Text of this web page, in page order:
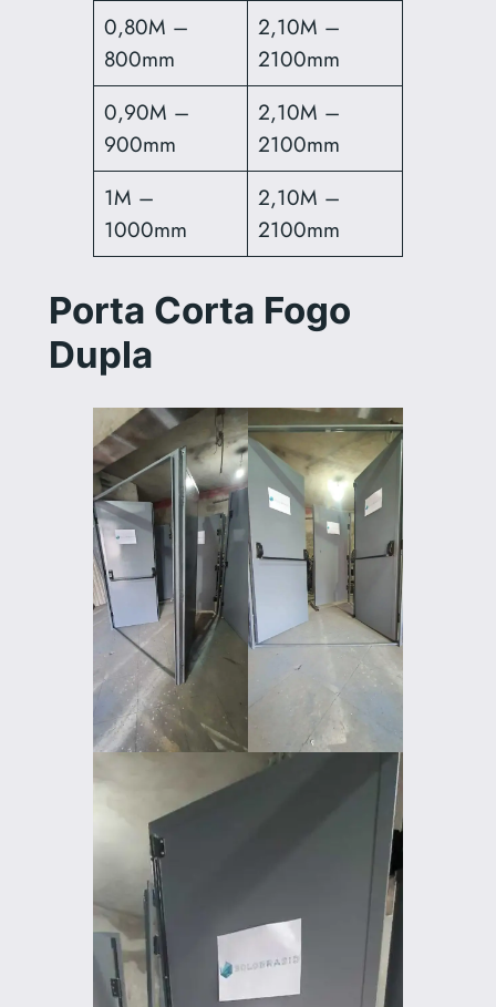
0,80M –
800mm
2,10M –
2100mm
0,90M –
900mm
2,10M –
2100mm
1M –
1000mm
2,10M –
2100mm
Porta Corta Fogo
Dupla